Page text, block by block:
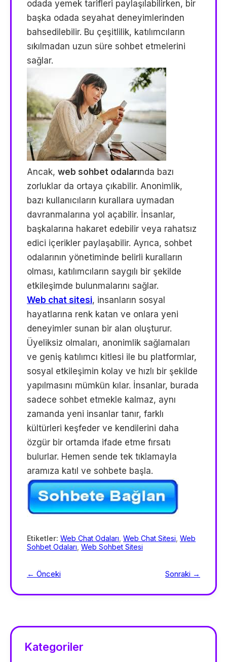
odada yemek tarifleri paylaşılabilirken, bir
başka odada seyahat deneyimlerinden
bahsedilebilir. Bu çeşitlilik, katılımcıların
sıkılmadan uzun süre sohbet etmelerini
sağlar.
Ancak, web sohbet odalarında bazı
zorluklar da ortaya çıkabilir. Anonimlik,
bazı kullanıcıların kurallara uymadan
davranmalarına yol açabilir. İnsanlar,
başkalarına hakaret edebilir veya rahatsız
edici içerikler paylaşabilir. Ayrıca, sohbet
odalarının yönetiminde belirli kuralların
olması, katılımcıların saygılı bir şekilde
etkileşimde bulunmalarını sağlar.
Web chat sitesi, insanların sosyal
hayatlarına renk katan ve onlara yeni
deneyimler sunan bir alan oluşturur.
Üyeliksiz olmaları, anonimlik sağlamaları
ve geniş katılımcı kitlesi ile bu platformlar,
sosyal etkileşimin kolay ve hızlı bir şekilde
yapılmasını mümkün kılar. İnsanlar, burada
sadece sohbet etmekle kalmaz, aynı
zamanda yeni insanlar tanır, farklı
kültürleri keşfeder ve kendilerini daha
özgür bir ortamda ifade etme fırsatı
bulurlar. Hemen sende tek tıklamayla
aramıza katıl ve sohbete başla.
Etiketler: Web Chat Odaları Web Chat Sitesi Web
Sohbet Odaları Web Sohbet Sitesi
← Önceki Sonraki →
Kategoriler